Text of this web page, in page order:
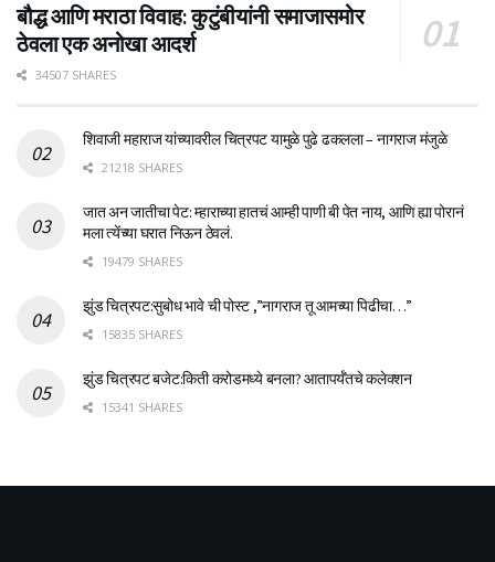
बौद्ध आणि मराठा विवाह: कुटुंबीयांनी समाजासमोर
ठेवला एक अनोखा आदर्श
34507 SHARES
शिवाजी महाराज यांच्यावरील चित्रपट यामुळे पुढे ढकलला – नागराज मंजुळे
21218 SHARES
जात अन जातीचा पेट: म्हाराच्या हातचं आम्ही पाणी बी पेत नाय, आणि ह्या पोरानं
मला त्येंच्या घरात निऊन ठेवलं.
19479 SHARES
झुंड चित्रपट:सुबोध भावे ची पोस्ट ,”नागराज तू आमच्या पिढीचा…”
15835 SHARES
झुंड चित्रपट बजेट:किती करोडमध्ये बनला? आतापर्यँतचे कलेक्शन
15341 SHARES